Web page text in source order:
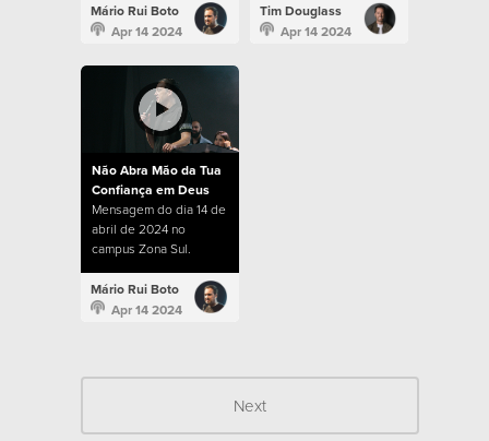
Mário Rui Boto
Apr 14 2024
Tim Douglass
Apr 14 2024
Não Abra Mão da Tua
Confiança em Deus
Mensagem do dia 14 de
abril de 2024 no
campus Zona Sul.
Mário Rui Boto
Apr 14 2024
Next